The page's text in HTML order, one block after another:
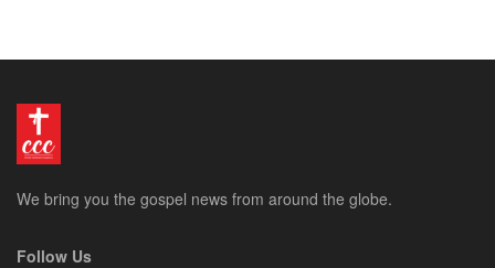
We bring you the gospel news from around the globe.
Follow Us